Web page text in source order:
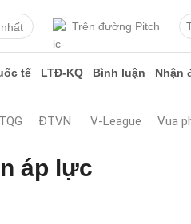
Trên đường Pitch
tế LTĐ-KQ Bình luận Nhận
ĐTVN V-League Vua
áp lực